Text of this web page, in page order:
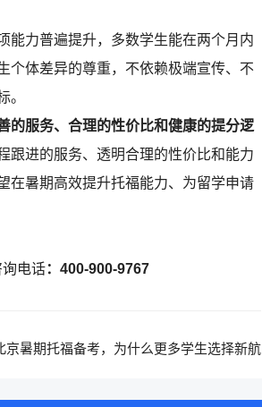
能力普遍提升，多数学生能在两个月内
个体差异的尊重，不依赖极端宣传、不
。
的服务、合理的性价比和健康的提分逻
跟进的服务、透明合理的性价比和能力
在暑期高效提升托福能力、为留学申请
电话：400-900-9767
京暑期托福备考，为什么更多学生选择新航